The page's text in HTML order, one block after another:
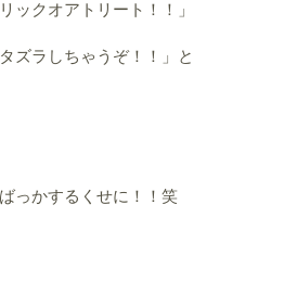
ックオアトリート！！」
ズラしちゃうぞ！！」と
っかするくせに！！笑